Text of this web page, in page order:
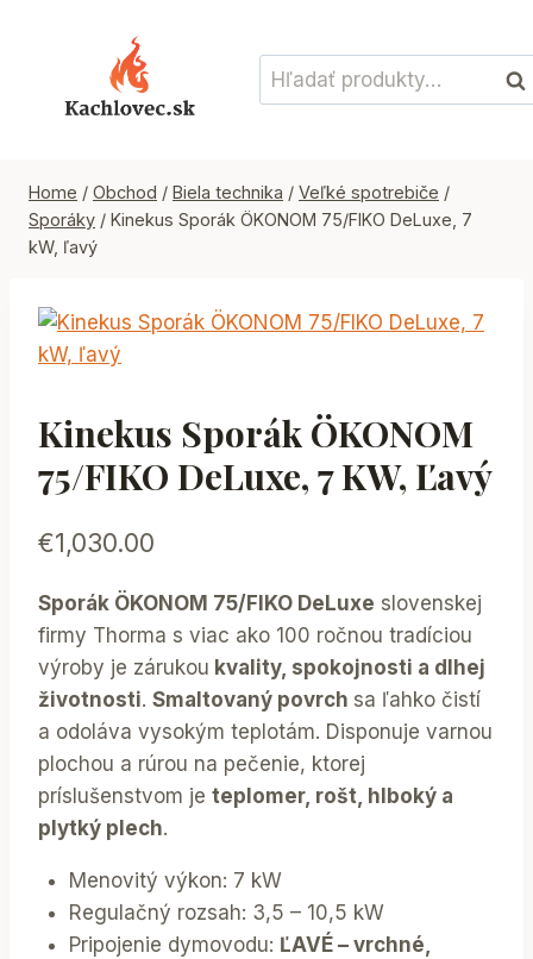
Hľadať:
Home / Obchod / Biela technika / Veľké spotrebiče /
Sporáky / Kinekus Sporák ÖKONOM 75/FIKO DeLuxe, 7
kW, ľavý
Kinekus Sporák ÖKONOM
75/FIKO DeLuxe, 7 KW, Ľavý
€1,030.00
Sporák ÖKONOM 75/FIKO DeLuxe slovenskej
firmy Thorma s viac ako 100 ročnou tradíciou
výroby je zárukou kvality, spokojnosti a dlhej
životnosti. Smaltovaný povrch sa ľahko čistí
a odoláva vysokým teplotám. Disponuje varnou
plochou a rúrou na pečenie, ktorej
príslušenstvom je teplomer, rošt, hlboký a
plytký plech.
Menovitý výkon: 7 kW
Regulačný rozsah: 3,5 – 10,5 kW
Pripojenie dymovodu: ĽAVÉ – vrchné,